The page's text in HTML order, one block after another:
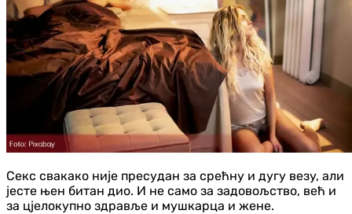
Секс свакако није пресудан за срећну и дугу везу, али
јесте њен битан дио. И не само за задовољство, већ и
за цјелокупно здравље и мушкарца и жене.